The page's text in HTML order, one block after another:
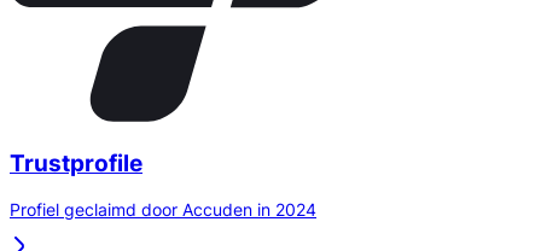
Trustprofile
Profiel geclaimd door Accuden in 2024